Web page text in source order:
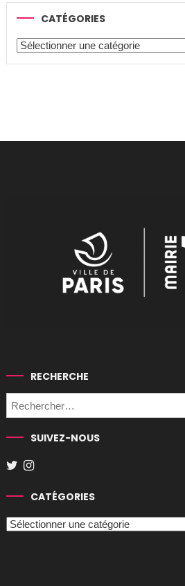
CATÉGORIES
Catégories
RECHERCHE
SUIVEZ-NOUS
CATÉGORIES
Catégories